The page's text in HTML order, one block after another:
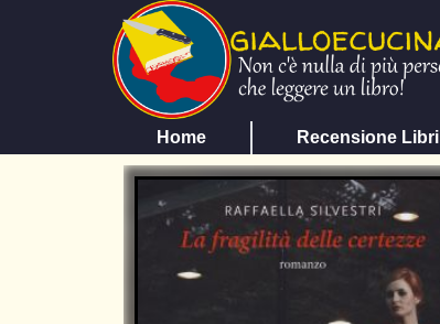
Home Recensione Libri